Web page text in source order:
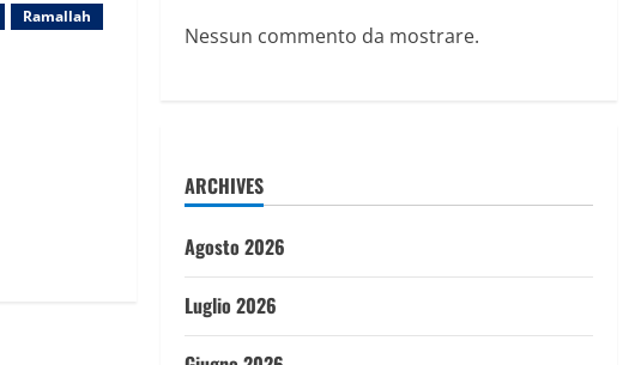
Ramallah
Nessun commento da mostrare.
ARCHIVES
Agosto 2026
Luglio 2026